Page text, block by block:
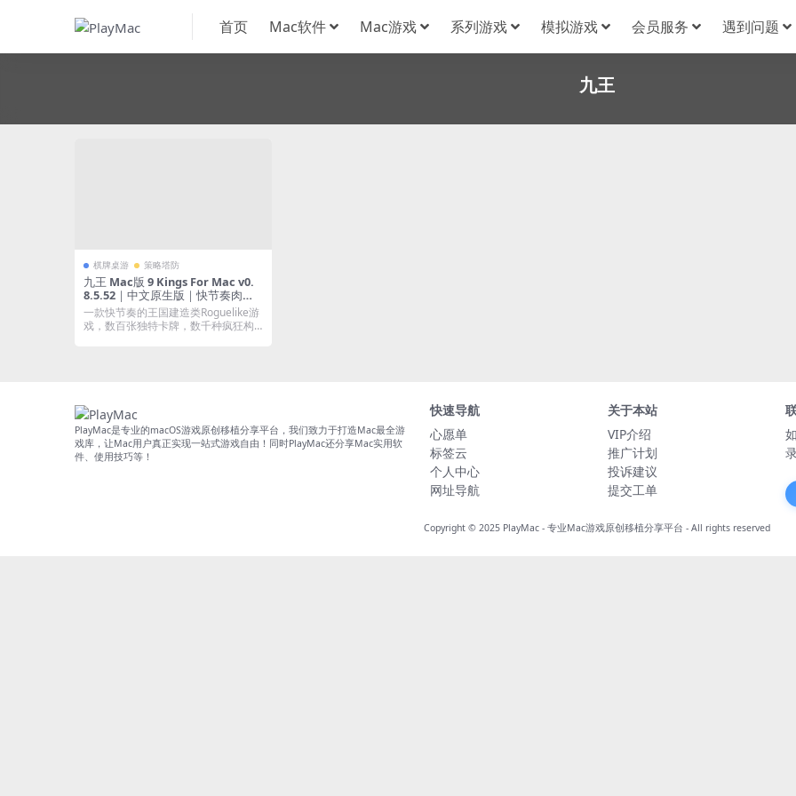
首页 Mac软件 Mac游戏 系列游戏 模拟游戏 会员服务 遇到问题
九王
棋牌桌游 策略塔防
九王 Mac版 9 Kings For Mac v0.
8.5.52｜中文原生版｜快节奏肉鸽
策略建造游戏
一款快节奏的王国建造类Roguelike游
戏，数百张独特卡牌，数千种疯狂构
PlayMac是专业的macOS游戏原创移植分享平台，我们致力于打造Mac最全游
戏库，让Mac用户真正实现一站式游戏自由！同时PlayMac还分享Mac实用软
件、使用技巧等！
快速导航
心愿单
标签云
个人中心
网址导航
关于本站
VIP介绍
推广计划
投诉建议
提交工单
Copyright © 2025 PlayMac - 专业Mac游戏原创移植分享平台 - All rights reserved